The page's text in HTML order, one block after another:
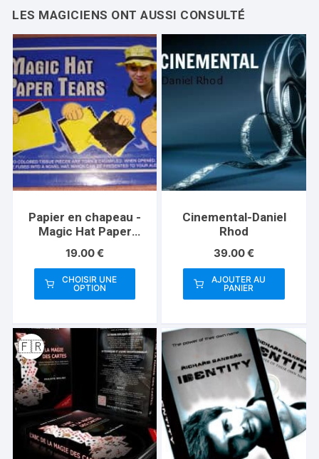
Papier en chapeau -
Magic Hat Paper
Tears
19.00€
CHOISIR UNE
OPTION
Ce
a
plusieurs
variations.
options
peuvent
être
choisies
Cinemental-Daniel
Rhod
39.00€
AJOUTER AU
PANIER
🇫🇷